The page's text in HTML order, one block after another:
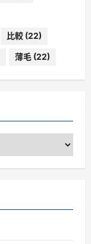
比較 (22)
薄毛 (22)